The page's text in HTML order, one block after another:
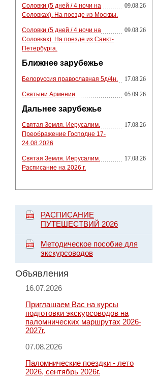
Соловки (5 дней / 4 ночи на
Соловках). На поезде из Москвы.
09.08.26
Соловки (5 дней / 4 ночи на
Соловках). На поезде из Санкт-
Петербурга.
09.08.26
Ближнее зарубежье
Белоруссия православная 5д/4н. 17.08.26
Святыни Армении 05.09.26
Дальнее зарубежье
Святая Земля. Иерусалим.
Преображение Господне 17-
24.08.2026
17.08.26
Святая Земля. Иерусалим.
Расписание на 2026 г.
17.08.26
РАСПИСАНИЕ
ПУТЕШЕСТВИЙ 2026
Методическое пособие для
экскурсоводов
Объявления
16.07.2026
Приглашаем Вас на курсы
подготовки экскурсоводов на
паломнических маршрутах 2026-
2027г.
07.08.2026
Паломнические поездки - лето
2026, сентябрь 2026г.